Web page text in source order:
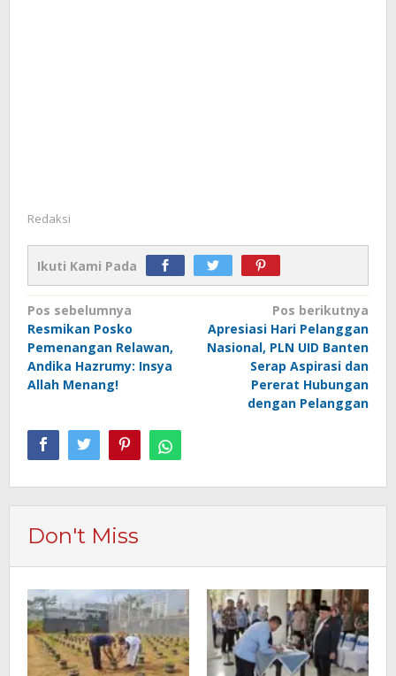
Redaksi
Ikuti Kami Pada
Navigasi
pos
Pos sebelumnya
Resmikan Posko
Pemenangan Relawan,
Andika Hazrumy: Insya
Allah Menang!
Pos berikutnya
Apresiasi Hari Pelanggan
Nasional, PLN UID Banten
Serap Aspirasi dan
Pererat Hubungan
dengan Pelanggan
Don't Miss